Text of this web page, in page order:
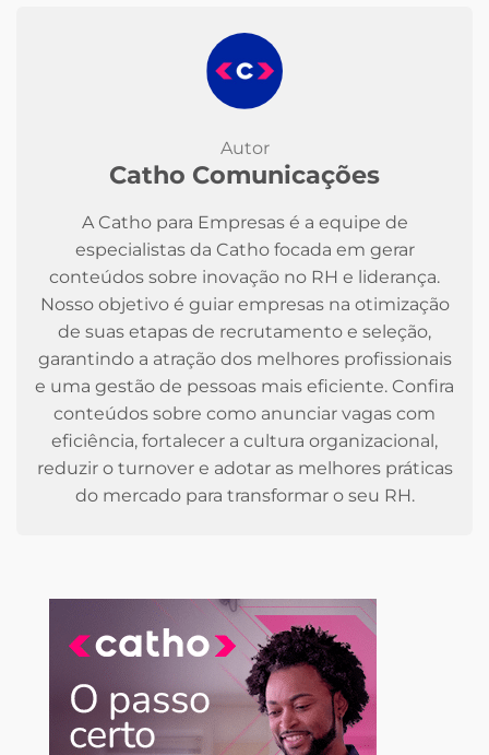
Autor
Catho Comunicações
A Catho para Empresas é a equipe de
especialistas da Catho focada em gerar
conteúdos sobre inovação no RH e liderança.
Nosso objetivo é guiar empresas na otimização
de suas etapas de recrutamento e seleção,
garantindo a atração dos melhores profissionais
e uma gestão de pessoas mais eficiente. Confira
conteúdos sobre como anunciar vagas com
eficiência, fortalecer a cultura organizacional,
reduzir o turnover e adotar as melhores práticas
do mercado para transformar o seu RH.